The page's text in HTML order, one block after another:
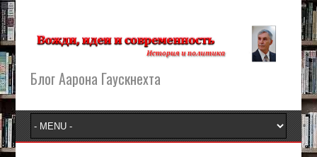
Блог Аарона Гаускнехта